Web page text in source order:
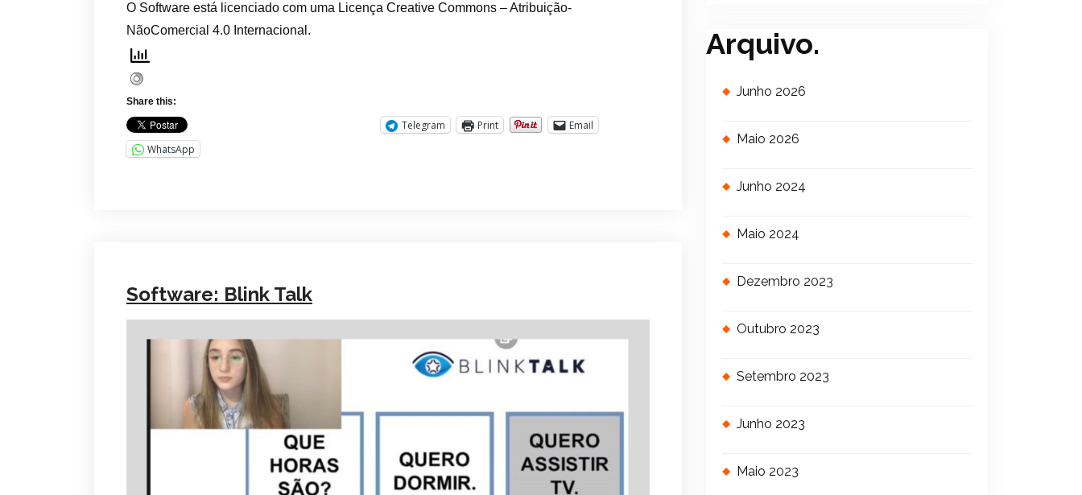
O Software está licenciado com uma Licença Creative Commons – Atribuição-
NãoComercial 4.0 Internacional.
Share this:
Telegram Print
Email
WhatsApp
Software: Blink Talk
Arquivo.
Junho 2026
Maio 2026
Junho 2024
Maio 2024
Dezembro 2023
Outubro 2023
Setembro 2023
Junho 2023
Maio 2023